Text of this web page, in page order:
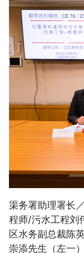
渠务署助理署长
程师/污水工程刘
区水务副总裁陈
崇添先生（左一